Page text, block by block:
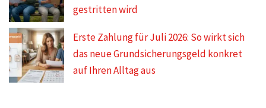
gestritten wird
Erste Zahlung für Juli 2026: So wirkt sich
das neue Grundsicherungsgeld konkret
auf Ihren Alltag aus